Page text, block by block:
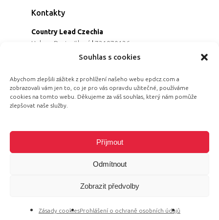
Souhlas s cookies
Abychom zlepšili zážitek z prohlížení našeho webu epdcz.com a
zobrazovali vám jen to, co je pro vás opravdu užitečné, používáme
cookies na tomto webu. Děkujeme za váš souhlas, který nám pomůže
zlepšovat naše služby.
Příjmout
Odmítnout
Zobrazit předvolby
Zásady cookiesProhlášení o ochraně osobních údajů
Kontakty
Country Lead Czechia
Helena Dreiseitlová | 731970136
Koordinátorka projektu
Programová ředitelka
Jana Černoušková |607782535
Partnerství & fundraising
© 2026 Equal Pay Day.